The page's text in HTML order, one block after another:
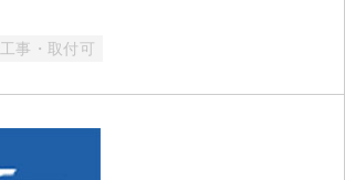
工事・取付可